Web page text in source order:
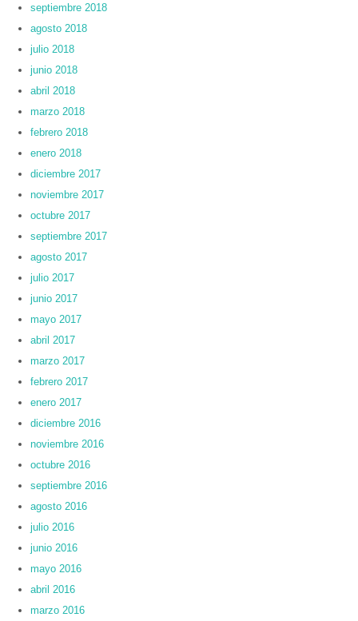
septiembre 2018
agosto 2018
julio 2018
junio 2018
abril 2018
marzo 2018
febrero 2018
enero 2018
diciembre 2017
noviembre 2017
octubre 2017
septiembre 2017
agosto 2017
julio 2017
junio 2017
mayo 2017
abril 2017
marzo 2017
febrero 2017
enero 2017
diciembre 2016
noviembre 2016
octubre 2016
septiembre 2016
agosto 2016
julio 2016
junio 2016
mayo 2016
abril 2016
marzo 2016